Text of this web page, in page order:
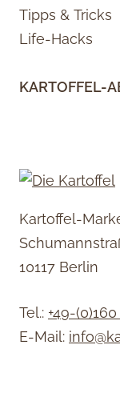
Tipps & Tricks
Life-Hacks
KARTOFFEL-
Kartoffel-
10117 Berlin
Tel.: +49-
E-Mail: